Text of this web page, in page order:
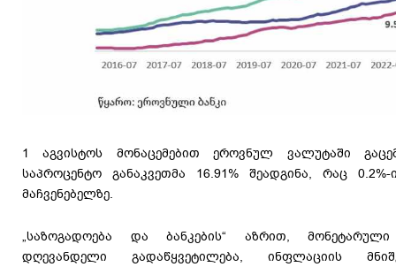
1 აგვისტოს მონაცემებით ეროვნულ ვალუტაში
საპროცენტო განაკვეთმა 16.91% შეადგინა, რაც
მაჩვენებელზე.
„საზოგადოება და ბანკების“ აზრით,
დღევანდელი გადაწყვეტილება, ინფლაციის